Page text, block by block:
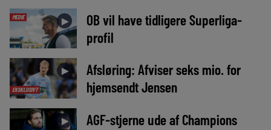
MEDIE ►
OB vil have tidligere Superliga-
profil
EKSKLUSIVT
►
Afsløring: Afviser seks mio. for
hjemsendt Jensen
►
AGF-stjerne ude af Champions